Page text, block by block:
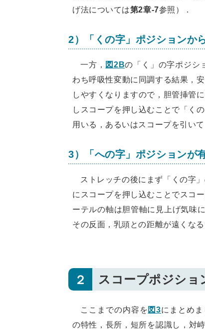
げ法については第2章-7参照）．
2）「くの字」ポジションか
一方， 図2Bの「く」の字ポジシ
わち呼吸性変動に同調する結果，
しやすくなりますので，胆管挿管
しスコープを押し込むことで「く
用いる，あるいはスコープを引い
3）「への字」ポジションが
ストレッチの後にまず「くの字
にスコープを押し込むことでスコ
ーテルの軸は胆管軸に見上げ気味
その反面，乳頭との距離が遠くな
２ スコープポジショ
ここまでの内容を 図3にまとめ
の特性，長所，短所を認識し，対